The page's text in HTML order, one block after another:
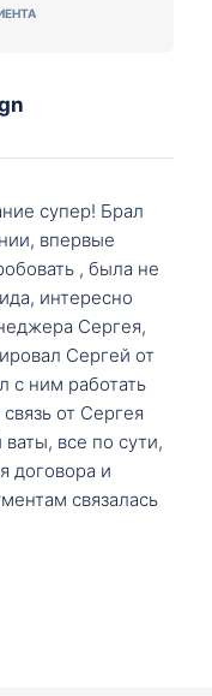
супер! Брал
впервые
, была не
интересно
Сергея,
Сергей от
с ним работать
от Сергея
все по сути,
договора и
связалась
и т.д. После
Сергей с